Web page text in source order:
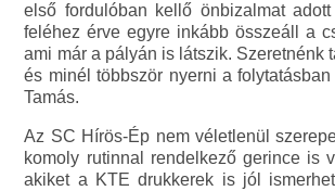
első fordulóban kellő önbizalmat
feléhez érve egyre inkább összeáll a
ami már a pályán is látszik. Szeretnénk
és minél többször nyerni a
Tamás.
Az SC Hírös-Ép nem véletlenül
komoly rutinnal rendelkező gerince is
akiket a KTE drukkerek is jól